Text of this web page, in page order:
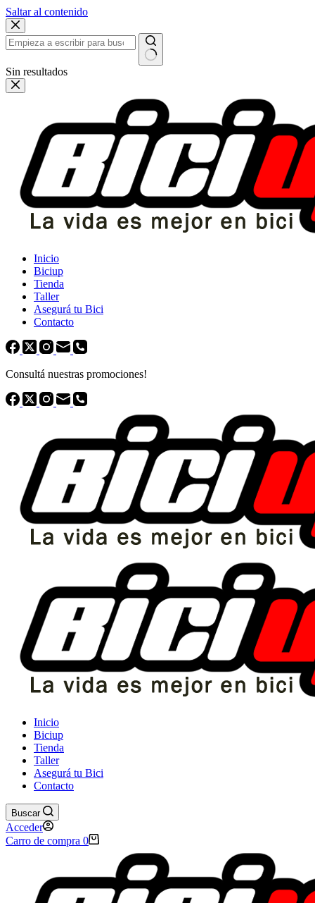
Saltar al contenido
Sin resultados
Inicio
Biciup
Tienda
Taller
Asegurá tu Bici
Contacto
Consultá nuestras promociones!
Inicio
Biciup
Tienda
Taller
Asegurá tu Bici
Contacto
Buscar
Acceder
Carro de compra 0